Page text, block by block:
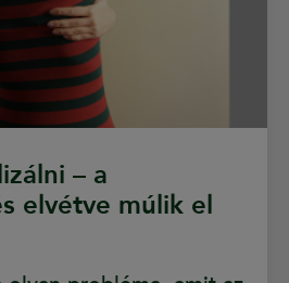
– a
elvétve múlik el